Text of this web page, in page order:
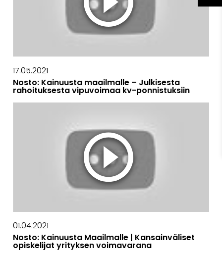
17.05.2021
Nosto: Kainuusta maailmalle – Julkisesta
rahoituksesta vipuvoimaa kv-ponnistuksiin
01.04.2021
Nosto: Kainuusta Maailmalle | Kansainväliset
opiskelijat yrityksen voimavarana